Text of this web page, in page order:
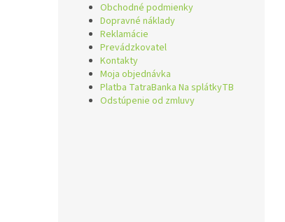
Obchodné podmienky
Dopravné náklady
Reklamácie
Prevádzkovatel
Kontakty
Moja objednávka
Platba TatraBanka Na splátkyTB
Odstúpenie od zmluvy